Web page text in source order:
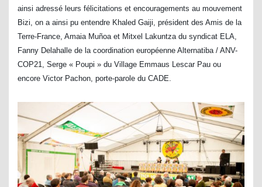
ainsi adressé leurs félicitations et encouragements au mouvement
Bizi, on a ainsi pu entendre Khaled Gaiji, président des Amis de la
Terre-France, Amaia Muñoa et Mitxel Lakuntza du syndicat ELA,
Fanny Delahalle de la coordination européenne Alternatiba / ANV-
COP21, Serge « Poupi » du Village Emmaus Lescar Pau ou
encore Victor Pachon, porte-parole du CADE.